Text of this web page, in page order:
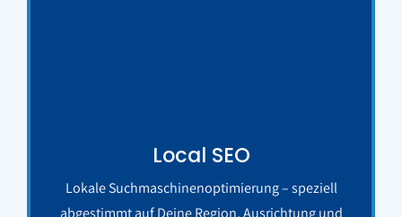
Local SEO
Lokale Suchmaschinenoptimierung – speziell
abgestimmt auf Deine Region, Ausrichtung und